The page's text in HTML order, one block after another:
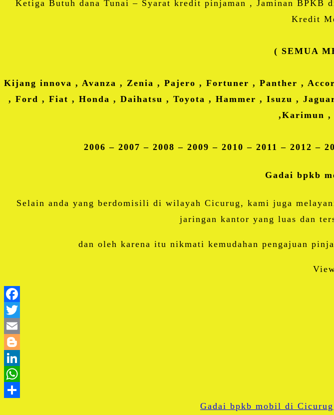
Ketiga Butuh dana Tunai – Syarat kredit pinjaman , Jaminan
Kredit
( SEMUA
Kijang innova , Avanza , Zenia , Pajero , Fortuner , Panther ,
, Ford , Fiat , Honda , Daihatsu , Toyota , Hammer , Isuzu ,
,Karimun ,
2006 – 2007 – 2008 – 2009 – 2010 – 2011 – 2012 –
Gadai bpkb
Selain anda yang berdomisili di wilayah Cicurug, kami juga
jaringan kantor yang luas dan
dan oleh karena itu nikmati kemudahan pengajuan
Gadai bpkb mobil di Cicurug